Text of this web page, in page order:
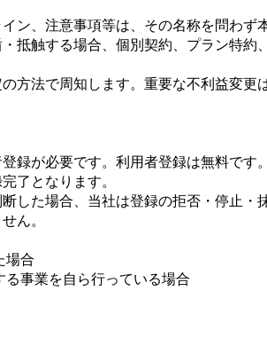
ン、注意事項等は、その名称を問わず
抵触する場合、個別契約、プラン特約
方法で周知します。重要な不利益変更
録が必要です。利用者登録は無料です。
了となります。
した場合、当社は登録の拒否・停止・
ん。
場合
る事業を自ら行っている場合